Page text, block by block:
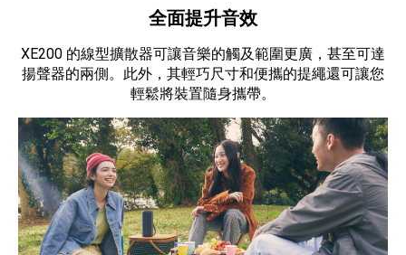
全面提升音效
XE200 的線型擴散器可讓音樂的觸及範圍更廣，甚至可達
揚聲器的兩側。此外，其輕巧尺寸和便攜的提繩還可讓您
輕鬆將裝置隨身攜帶。